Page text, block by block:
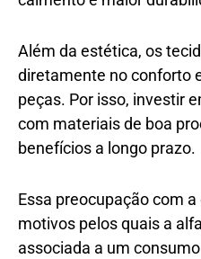
Além da estética, os
diretamente no conforto
peças. Por isso, investir
com materiais de boa
benefícios a longo prazo.
Essa preocupação com
motivos pelos quais a
associada a um